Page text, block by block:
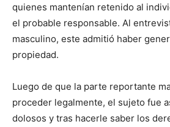
quienes mantenían retenido al
el probable responsable. Al
masculino, este admitió haber
propiedad.
Luego de que la parte reportante
proceder legalmente, el sujeto fue
dolosos y tras hacerle saber los